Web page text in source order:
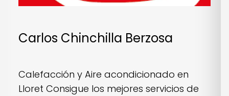
Carlos Chinchilla Berzosa
Calefacción y Aire acondicionado en
Lloret Consigue los mejores servicios de